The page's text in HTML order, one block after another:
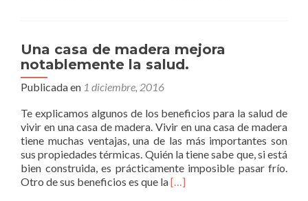
s
c
o
n
t
a
Una casa de madera mejora
notablemente la salud.
Publicada en 1 diciembre, 2016
Te explicamos algunos de los beneficios para la salud de
vivir en una casa de madera. Vivir en una casa de madera
tiene muchas ventajas, una de las más importantes son
sus propiedades térmicas. Quién la tiene sabe que, si está
bien construida, es prácticamente imposible pasar frío.
Otro de sus beneficios es que laL[…]